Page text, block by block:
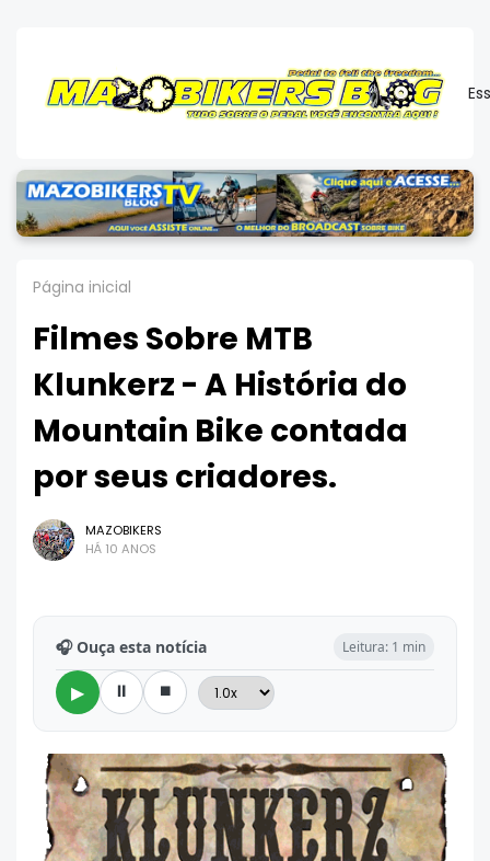
Página inicial
Filmes Sobre MTB
Klunkerz - A História do
Mountain Bike contada
por seus criadores.
MAZOBIKERS
HÁ 10 ANOS
🎧 Ouça esta notícia Leitura: 1 min
▶ ⏸ ⏹